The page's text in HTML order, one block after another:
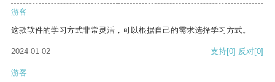
游客
这款软件的学习方式非常灵活，可以根据自己的需求选择学习方式。
2024-01-02 支持[0] 反对[0]
游客